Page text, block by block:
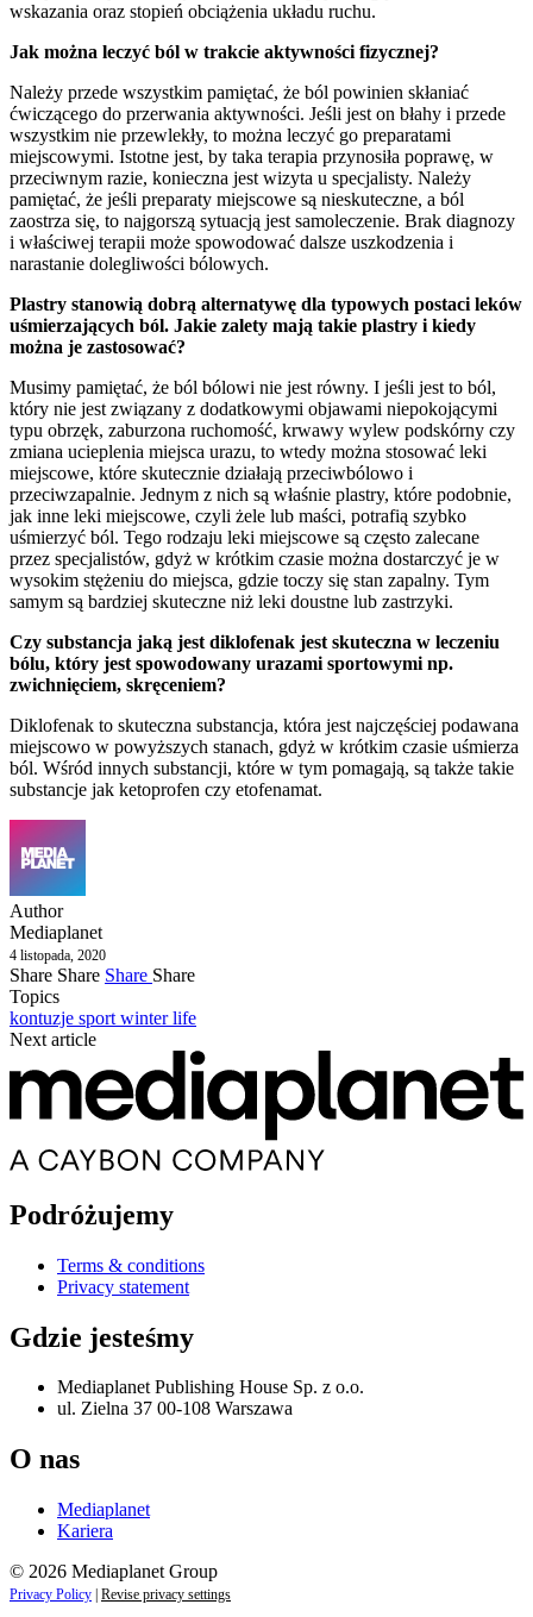
wskazania oraz stopień obciążenia układu ruchu.
Jak można leczyć ból w trakcie aktywności fizycznej?
Należy przede wszystkim pamiętać, że ból powinien skłaniać
ćwiczącego do przerwania aktywności. Jeśli jest on błahy i przede
wszystkim nie przewlekły, to można leczyć go preparatami
miejscowymi. Istotne jest, by taka terapia przynosiła poprawę, w
przeciwnym razie, konieczna jest wizyta u specjalisty. Należy
pamiętać, że jeśli preparaty miejscowe są nieskuteczne, a ból
zaostrza się, to najgorszą sytuacją jest samoleczenie. Brak diagnozy
i właściwej terapii może spowodować dalsze uszkodzenia i
narastanie dolegliwości bólowych.
Plastry stanowią dobrą alternatywę dla typowych postaci leków
uśmierzających ból. Jakie zalety mają takie plastry i kiedy
można je zastosować?
Musimy pamiętać, że ból bólowi nie jest równy. I jeśli jest to ból,
który nie jest związany z dodatkowymi objawami niepokojącymi
typu obrzęk, zaburzona ruchomość, krwawy wylew podskórny czy
zmiana ucieplenia miejsca urazu, to wtedy można stosować leki
miejscowe, które skutecznie działają przeciwbólowo i
przeciwzapalnie. Jednym z nich są właśnie plastry, które podobnie,
jak inne leki miejscowe, czyli żele lub maści, potrafią szybko
uśmierzyć ból. Tego rodzaju leki miejscowe są często zalecane
przez specjalistów, gdyż w krótkim czasie można dostarczyć je w
wysokim stężeniu do miejsca, gdzie toczy się stan zapalny. Tym
samym są bardziej skuteczne niż leki doustne lub zastrzyki.
Czy substancja jaką jest diklofenak jest skuteczna w leczeniu
bólu, który jest spowodowany urazami sportowymi np.
zwichnięciem, skręceniem?
Diklofenak to skuteczna substancja, która jest najczęściej podawana
miejscowo w powyższych stanach, gdyż w krótkim czasie uśmierza
ból. Wśród innych substancji, które w tym pomagają, są także takie
substancje jak ketoprofen czy etofenamat.
Author
Mediaplanet
4 listopada, 2020
Share Share Share Share
Topics
kontuzje sport winter life
Next article
Podróżujemy
Terms & conditions
Privacy statement
Gdzie jesteśmy
Mediaplanet Publishing House Sp. z o.o.
ul. Zielna 37 00-108 Warszawa
O nas
Mediaplanet
Kariera
© 2026 Mediaplanet Group
Privacy Policy Revise privacy settings